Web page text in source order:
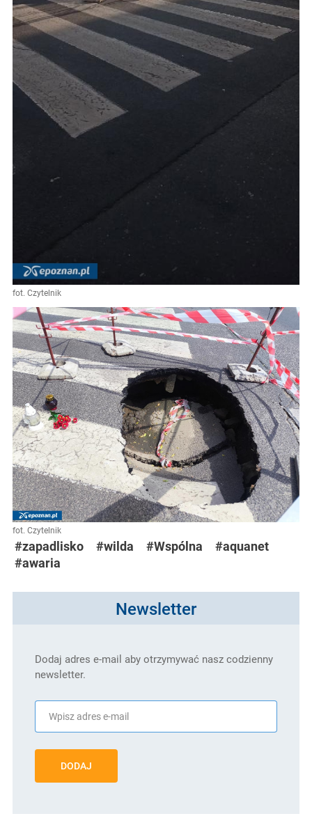
fot. Czytelnik
fot. Czytelnik
#zapadlisko #wilda #Wspólna
#aquanet
#awaria
Newsletter
Dodaj adres e-mail aby otrzymywać nasz codzienny
newsletter.
DODAJ